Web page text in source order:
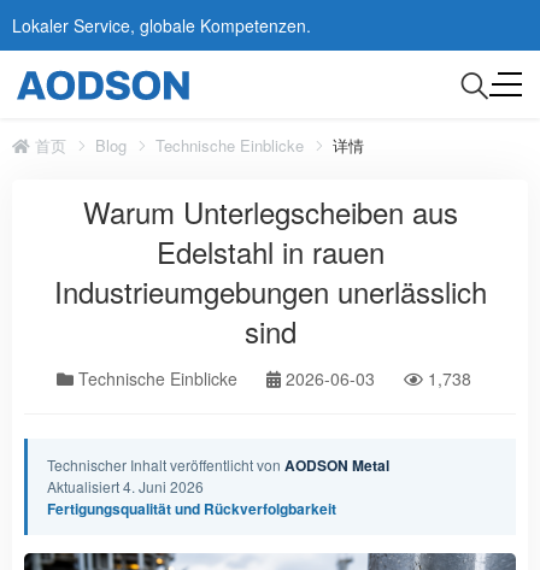
Lokaler Service, globale Kompetenzen.
首页 Blog Technische Einblicke 详情
Warum Unterlegscheiben aus
Edelstahl in rauen
Industrieumgebungen unerlässlich
sind
Technische Einblicke 2026-06-03 1,738
Technischer Inhalt veröffentlicht von AODSON Metal
Aktualisiert 4. Juni 2026
Fertigungsqualität und Rückverfolgbarkeit